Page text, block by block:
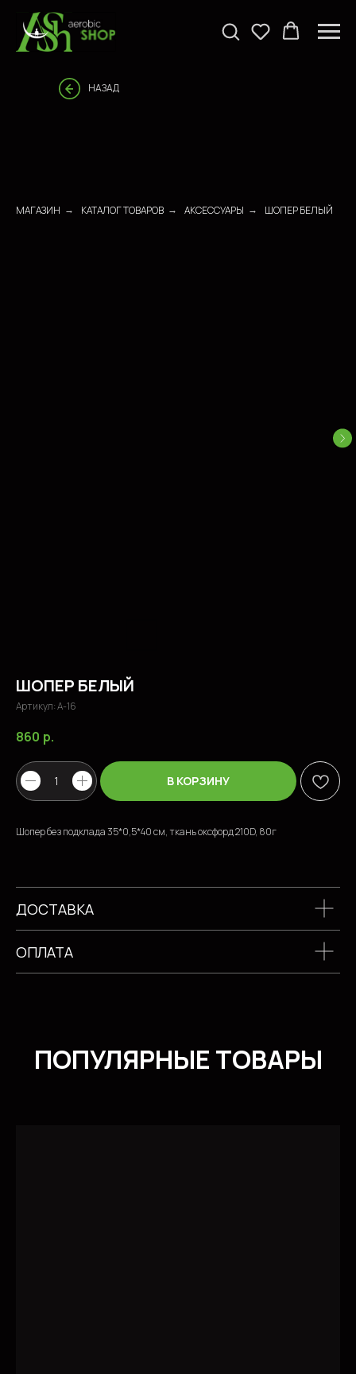
НАЗАД
МАГАЗИН → КАТАЛОГ ТОВАРОВ → АКСЕССУАРЫ → ШОПЕР БЕЛЫЙ
ШОПЕР БЕЛЫЙ
Артикул:А-16
860 р.
В КОРЗИНУ
Шопер без подклада 35*0,5*40 см, ткань оксфорд 210D, 80г
ДОСТАВКА
ОПЛАТА
ПОПУЛЯРНЫЕ ТОВАРЫ